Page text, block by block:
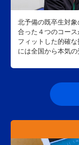
北予備の既卒生対
合った４つのコー
フィットした的確
には全国から本気の